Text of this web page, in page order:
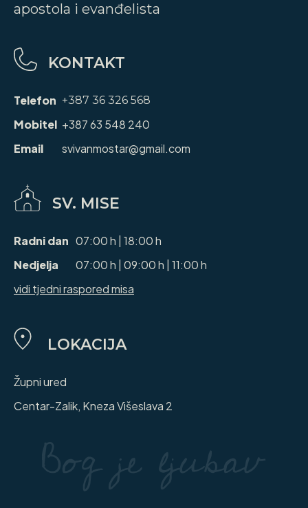
apostola i evanđelista
KONTAKT
Telefon +387 36 326 568
Mobitel +387 63 548 240
Email
svivanmostar@gmail.com
SV. MISE
Radni dan 07:00 h | 18:00 h
Nedjelja
07:00 h | 09:00 h | 11:00 h
vidi tjedni raspored misa
LOKACIJA
Župni ured
Centar-Zalik, Kneza Višeslava 2